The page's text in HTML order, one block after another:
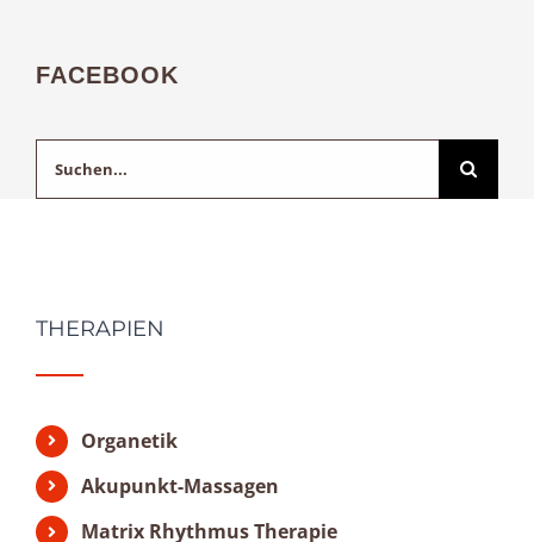
FACEBOOK
THERAPIEN
Organetik
Akupunkt-Massagen
Matrix Rhythmus Therapie